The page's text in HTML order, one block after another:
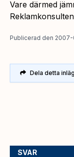
Vare därmed
Reklamkonsulten
Publicerad den
Dela detta
SVAR